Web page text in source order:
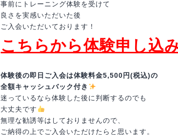
事前にトレーニング体験を受けて
良さを実感いただいた後
ご入会いただいております！
こちらから体験申し込
体験後の即日ご入会は体験料金5,500円(税込)の
全額キャッシュバック付き
迷っているなら体験した後に判断するのでも
大丈夫です
無理な勧誘等はしておりませんので、
ご納得の上でご入会いただけたらと思います。